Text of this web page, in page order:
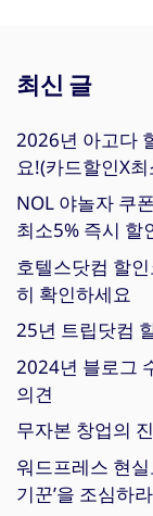
최신 글
2026년 아고다
요!(카드할인X
NOL 야놀자 쿠
최소5% 즉시 할
호텔스닷컴 할
히 확인하세요
25년 트립닷컴
2024년 블로그
의견
무자본 창업의
워드프레스 현
기꾼’을 조심하라